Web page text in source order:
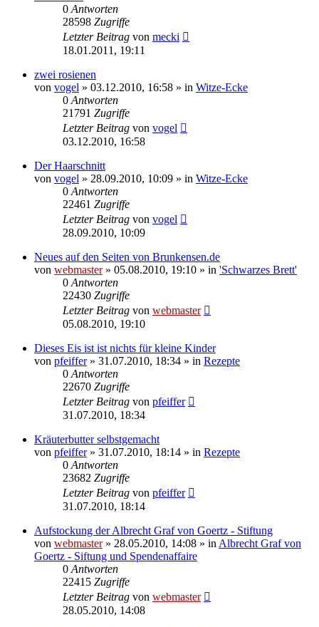
0 Antworten
28598 Zugriffe
Letzter Beitrag von mecki
18.01.2011, 19:11
zwei rosienen
von vogel » 03.12.2010, 16:58 » in Witze-Ecke
0 Antworten
21791 Zugriffe
Letzter Beitrag von vogel
03.12.2010, 16:58
Der Haarschnitt
von vogel » 28.09.2010, 10:09 » in Witze-Ecke
0 Antworten
22461 Zugriffe
Letzter Beitrag von vogel
28.09.2010, 10:09
Neues auf den Seiten von Brunkensen.de
von webmaster» 05.08.2010, 19:10 » in 'Schwarzes Brett'
0 Antworten
22430 Zugriffe
Letzter Beitrag von webmaster
05.08.2010, 19:10
Dieses Eis ist ist nichts für kleine Kinder
von pfeiffer» 31.07.2010, 18:34 » in Rezepte
0 Antworten
22670 Zugriffe
Letzter Beitrag von pfeiffer
31.07.2010, 18:34
Kräuterbutter selbstgemacht
von pfeiffer» 31.07.2010, 18:14 » in Rezepte
0 Antworten
23682 Zugriffe
Letzter Beitrag von pfeiffer
31.07.2010, 18:14
Aufstockung der Albrecht Graf von Goertz - Stiftung
von webmaster» 28.05.2010, 14:08 » in Albrecht Graf von
Goertz - Siftung und Spendenaffaire
0 Antworten
22415 Zugriffe
Letzter Beitrag von webmaster
28.05.2010, 14:08